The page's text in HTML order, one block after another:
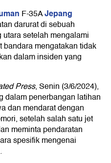
F-35AJepang
darurat di sebuah
setelah mengalami
mengatakan tidak
dalam insiden yang
Press, Senin (3/6/2024),
dalam penerbangan latihan
dan mendarat dengan
setelah salah satu jet
meminta pendaratan
spesifik mengenai